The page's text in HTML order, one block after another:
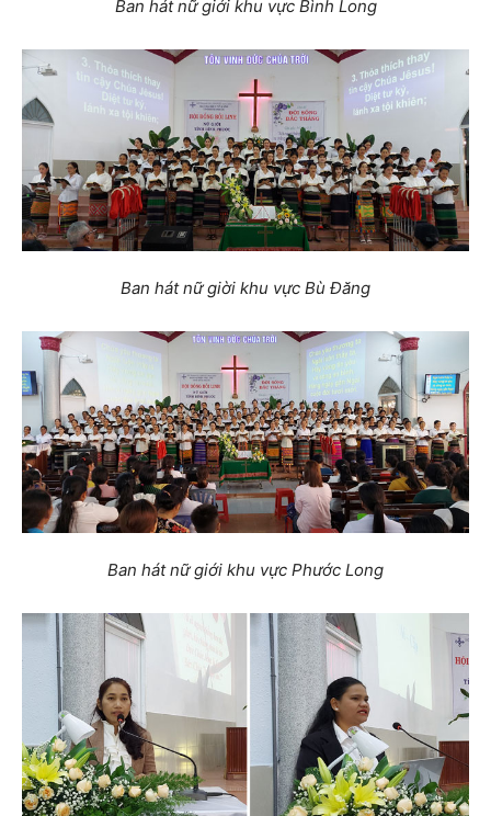
Ban hát nữ giới khu vực Bình Long
Ban hát nữ giời khu vực Bù Đăng
Ban hát nữ giới khu vực Phước Long